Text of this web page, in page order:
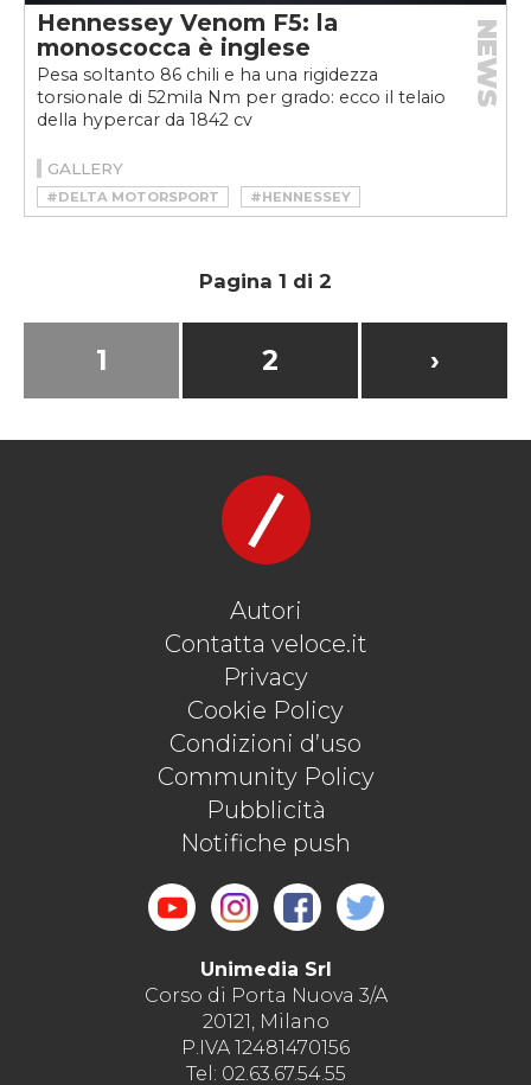
Hennessey Venom F5: la
monoscocca è inglese
Pesa soltanto 86 chili e ha una rigidezza
torsionale di 52mila Nm per grado: ecco il telaio
della hypercar da 1842 cv
NEWS
GALLERY
#DELTA MOTORSPORT
#HENNESSEY
#HENNESSEY VENOM F5
#HYPERCAR
Pagina 1 di 2
1 2 ›
Autori
Contatta veloce.it
Privacy
Cookie Policy
Condizioni d’uso
Community Policy
Pubblicità
Notifiche push
Unimedia Srl
Corso di Porta Nuova 3/A
20121, Milano
P.IVA 12481470156
Tel: 02.63.67.54.55